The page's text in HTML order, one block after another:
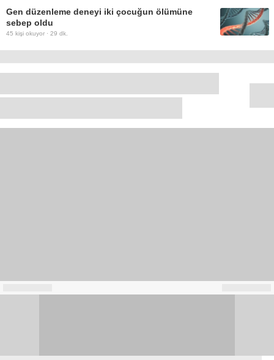
Gen düzenleme deneyi iki çocuğun ölümüne
sebep oldu
45 kişi okuyor · 29 dk.